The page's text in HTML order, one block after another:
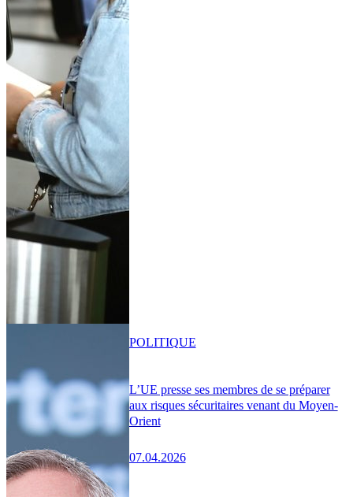
L’UE presse ses membres de se préparer
aux risques sécuritaires venant du Moyen-
Orient
07.04.2026
POLITIQUE